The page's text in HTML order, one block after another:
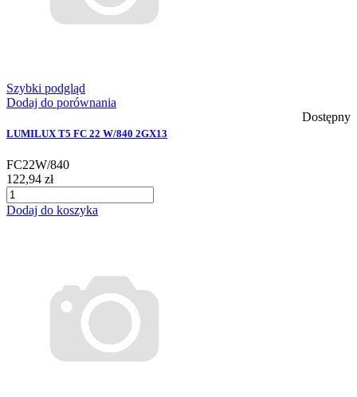
Szybki podgląd
Dodaj do porównania
Dostępny
LUMILUX T5 FC 22 W/840 2GX13
FC22W/840
122,94 zł
Dodaj do koszyka